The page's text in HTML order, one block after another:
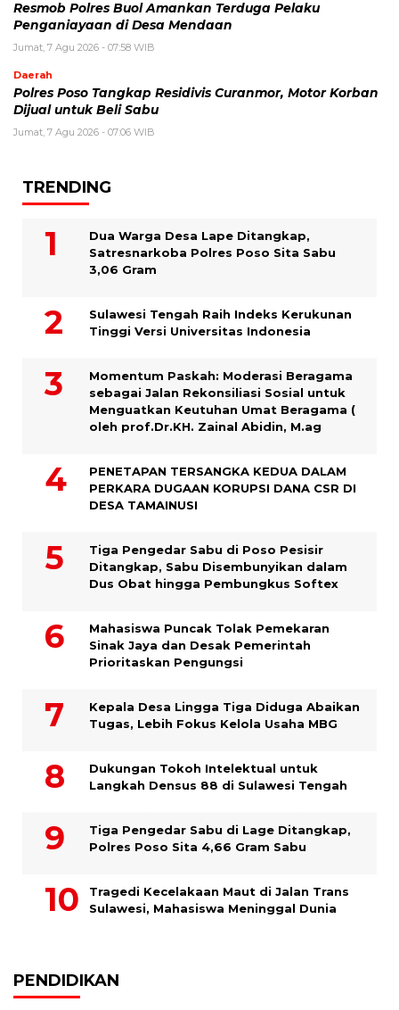
Resmob Polres Buol Amankan Terduga Pelaku
Penganiayaan di Desa Mendaan
Jumat, 7 Agu 2026 - 07:58 WIB
Daerah
Polres Poso Tangkap Residivis Curanmor, Motor Korban
Dijual untuk Beli Sabu
Jumat, 7 Agu 2026 - 07:06 WIB
TRENDING
Dua Warga Desa Lape Ditangkap,
Satresnarkoba Polres Poso Sita Sabu
3,06 Gram
Sulawesi Tengah Raih Indeks Kerukunan
Tinggi Versi Universitas Indonesia
Momentum Paskah: Moderasi Beragama
sebagai Jalan Rekonsiliasi Sosial untuk
Menguatkan Keutuhan Umat Beragama (
oleh prof.Dr.KH. Zainal Abidin, M.ag
PENETAPAN TERSANGKA KEDUA DALAM
PERKARA DUGAAN KORUPSI DANA CSR DI
DESA TAMAINUSI
Tiga Pengedar Sabu di Poso Pesisir
Ditangkap, Sabu Disembunyikan dalam
Dus Obat hingga Pembungkus Softex
Mahasiswa Puncak Tolak Pemekaran
Sinak Jaya dan Desak Pemerintah
Prioritaskan Pengungsi
Kepala Desa Lingga Tiga Diduga Abaikan
Tugas, Lebih Fokus Kelola Usaha MBG
Dukungan Tokoh Intelektual untuk
Langkah Densus 88 di Sulawesi Tengah
Tiga Pengedar Sabu di Lage Ditangkap,
Polres Poso Sita 4,66 Gram Sabu
Tragedi Kecelakaan Maut di Jalan Trans
Sulawesi, Mahasiswa Meninggal Dunia
PENDIDIKAN